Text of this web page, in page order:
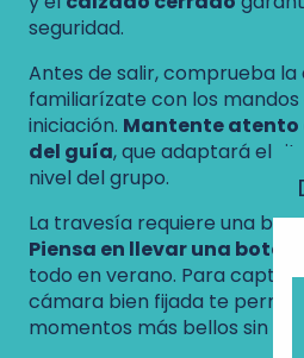
seguridad.
Antes de salir, comprueba
familiarízate con los
iniciación. Mantente atento
del guía, que adaptará el
nivel del grupo.
La travesía requiere una
Piensa en llevar una
todo en verano. Para
cámara bien fijada te
momentos más bellos sin